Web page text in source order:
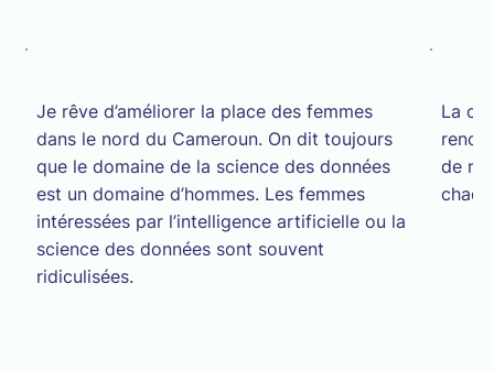
Je rêve d’améliorer la place des femmes
dans le nord du Cameroun. On dit toujours
que le domaine de la science des données
est un domaine d’hommes. Les femmes
intéressées par l’intelligence artificielle ou la
science des données sont souvent
ridiculisées.
La
de